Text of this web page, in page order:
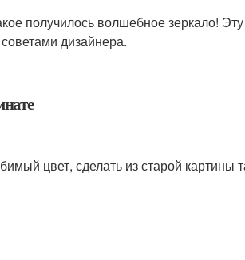
получилось волшебное зеркало!
дизайнера.
цвет, сделать из старой картины